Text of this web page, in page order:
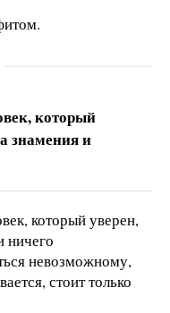
который
знамения и
который уверен,
ничего
невозможному,
стоит только